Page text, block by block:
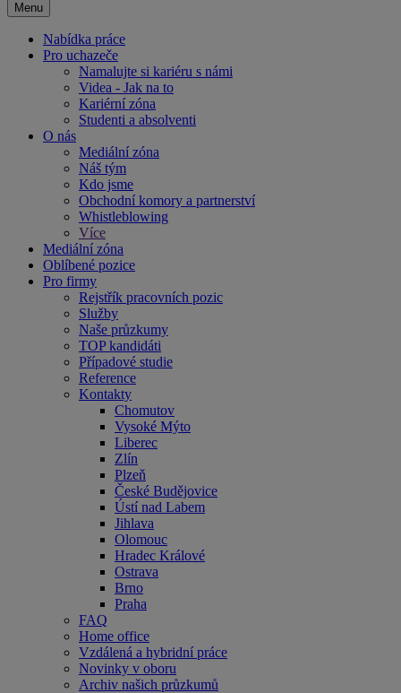
Menu
Nabídka práce
Pro uchazeče
Namalujte si kariéru s námi
Videa - Jak na to
Kariérní zóna
Studenti a absolventi
O nás
Mediální zóna
Náš tým
Kdo jsme
Obchodní komory a partnerství
Whistleblowing
Více
Mediální zóna
Oblíbené pozice
Pro firmy
Rejstřík pracovních pozic
Služby
Naše průzkumy
TOP kandidáti
Případové studie
Reference
Kontakty
Chomutov
Vysoké Mýto
Liberec
Zlín
Plzeň
České Budějovice
Ústí nad Labem
Jihlava
Olomouc
Hradec Králové
Ostrava
Brno
Praha
FAQ
Home office
Vzdálená a hybridní práce
Novinky v oboru
Archiv našich průzkumů